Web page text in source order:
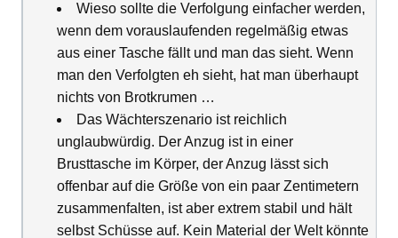
Wieso sollte die Verfolgung einfacher werden,
wenn dem vorauslaufenden regelmäßig etwas
aus einer Tasche fällt und man das sieht. Wenn
man den Verfolgten eh sieht, hat man überhaupt
nichts von Brotkrumen …
Das Wächterszenario ist reichlich
unglaubwürdig. Der Anzug ist in einer
Brusttasche im Körper, der Anzug lässt sich
offenbar auf die Größe von ein paar Zentimetern
zusammenfalten, ist aber extrem stabil und hält
selbst Schüsse auf. Kein Material der Welt könnte